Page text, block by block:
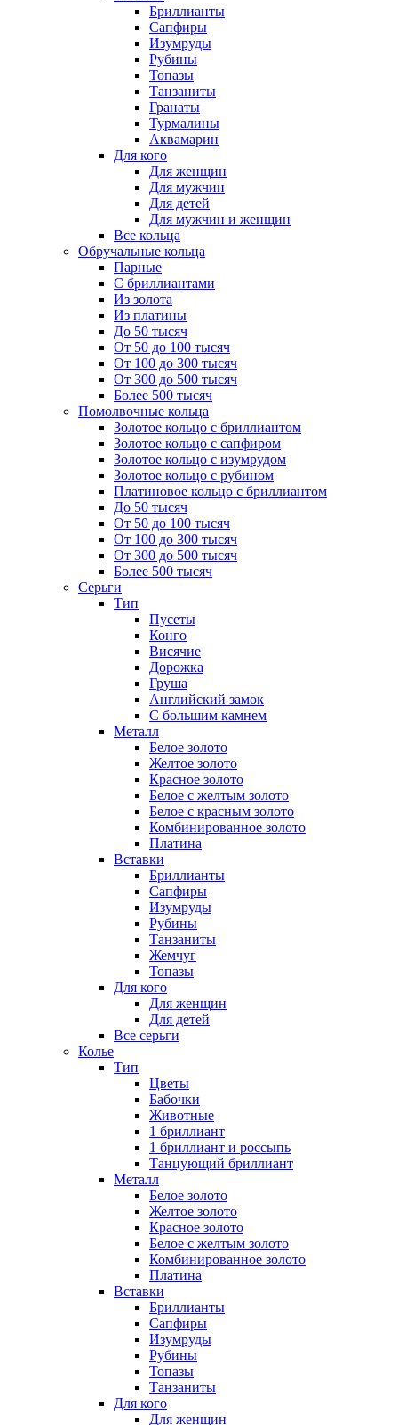
Бриллианты
Сапфиры
Изумруды
Рубины
Топазы
Танзаниты
Гранаты
Турмалины
Аквамарин
Для кого
Для женщин
Для мужчин
Для детей
Для мужчин и женщин
Все кольца
Обручальные кольца
Парные
С бриллиантами
Из золота
Из платины
До 50 тысяч
От 50 до 100 тысяч
От 100 до 300 тысяч
От 300 до 500 тысяч
Более 500 тысяч
Помолвочные кольца
Золотое кольцо с бриллиантом
Золотое кольцо с сапфиром
Золотое кольцо с изумрудом
Золотое кольцо с рубином
Платиновое кольцо с бриллиантом
До 50 тысяч
От 50 до 100 тысяч
От 100 до 300 тысяч
От 300 до 500 тысяч
Более 500 тысяч
Серьги
Тип
Пусеты
Конго
Висячие
Дорожка
Груша
Английский замок
С большим камнем
Металл
Белое золото
Желтое золото
Красное золото
Белое с желтым золото
Белое с красным золото
Комбинированное золото
Платина
Вставки
Бриллианты
Сапфиры
Изумруды
Рубины
Танзаниты
Жемчуг
Топазы
Для кого
Для женщин
Для детей
Все серьги
Колье
Тип
Цветы
Бабочки
Животные
1 бриллиант
1 бриллиант и россыпь
Танцующий бриллиант
Металл
Белое золото
Желтое золото
Красное золото
Белое с желтым золото
Комбинированное золото
Платина
Вставки
Бриллианты
Сапфиры
Изумруды
Рубины
Топазы
Танзаниты
Для кого
Для женщин